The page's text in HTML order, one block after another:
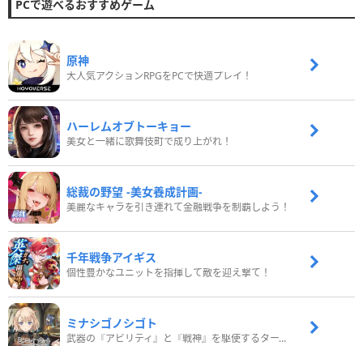
PCで遊べるおすすめゲーム
原神
大人気アクションRPGをPCで快適プレイ！
ハーレムオブトーキョー
美女と一緒に歌舞伎町で成り上がれ！
総裁の野望 -美女養成計画-
美麗なキャラを引き連れて金融戦争を制覇しよう！
千年戦争アイギス
個性豊かなユニットを指揮して敵を迎え撃て！
ミナシゴノシゴト
武器の『アビリティ』と『戦神』を駆使するターン制コマンドバトルRPG！